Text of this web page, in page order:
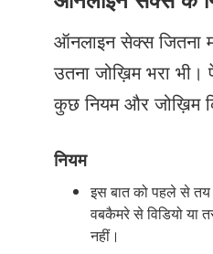
Just
संपर्क
ऑनलाइन सेक्स जितना
उतना जोख़िम भरा भी।
कुछ नियम और जोख़िम
नियम
इस बात को पहले से
वबकैमरे से विडियो या
नहीं।